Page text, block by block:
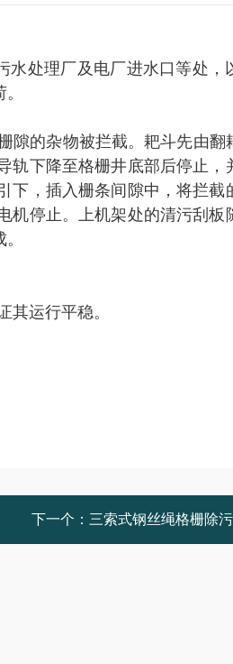
水处理厂及电厂进水口等处，
隙的杂物被拦截。耙斗先由翻
轨下降至格栅井底部后停止，
下，插入栅条间隙中，将拦截
机停止。上机架处的清污刮板
运行平稳。
下一个： 三索式钢丝绳格栅除